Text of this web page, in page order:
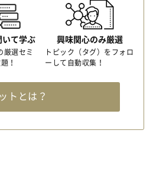
いて学ぶ
厳選セミ
！
興味関心のみ厳選
トピック（タグ）をフォロ
ーして自動収集！
トとは？